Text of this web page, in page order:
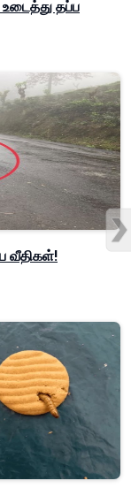
உடைத்து தப்ப
வீதிகள்!